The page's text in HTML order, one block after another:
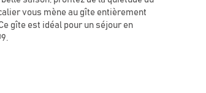
vous mène au gîte entièrement
gîte est idéal pour un séjour en